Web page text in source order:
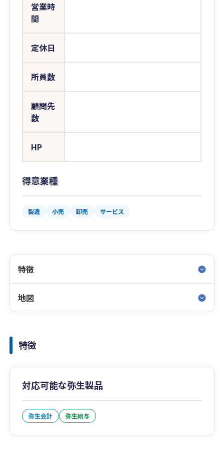
営業時
間
定休日
所員数
顧問先
数
HP
得意業種
製造 小売 卸売 サービス
特徴
地図
特徴
対応可能な弥生製品
弥生会計 弥生給与